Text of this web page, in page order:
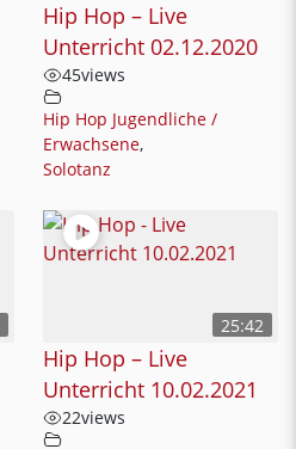
Hip Hop – Live
Unterricht 02.12.2020
45views
Hip Hop Jugendliche /
Erwachsene,
Solotanz
25:42
Hip Hop – Live
Unterricht 10.02.2021
22views